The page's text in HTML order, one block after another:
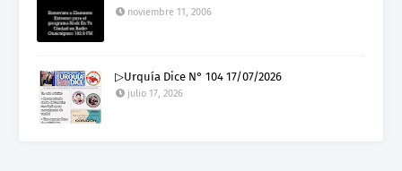
noviembre 11, 2006
▷Urquía Dice N° 104 17/07/2026
julio 17, 2026